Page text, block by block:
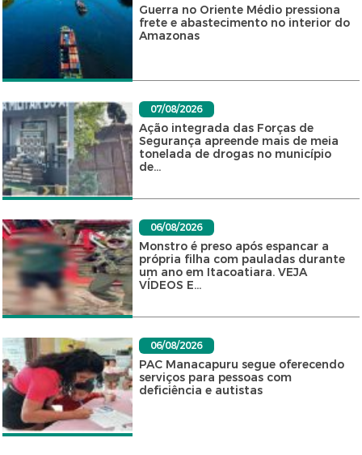
Guerra no Oriente Médio pressiona
frete e abastecimento no interior do
Amazonas
07/08/2026
Ação integrada das Forças de
Segurança apreende mais de meia
tonelada de drogas no município
de...
06/08/2026
Monstro é preso após espancar a
própria filha com pauladas durante
um ano em Itacoatiara. VEJA
VÍDEOS E...
06/08/2026
PAC Manacapuru segue oferecendo
serviços para pessoas com
deficiência e autistas